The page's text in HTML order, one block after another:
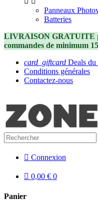
Panneaux
Batteries
LIVRAISON GRATUITE
commandes de minimum
card_giftcard Deals du
Conditions générales
Contactez-nous
 Connexion
 0,00 € 0
Panier